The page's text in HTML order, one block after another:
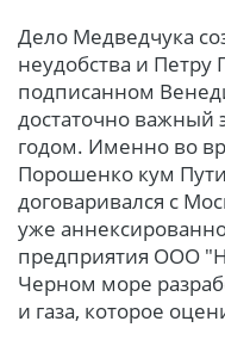
Дело Медведчука
неудобства и
подписанном
достаточно важный
годом. Именно во
Порошенко кум
договаривался с
уже
предприятия ООО
Черном море
и газа, которое